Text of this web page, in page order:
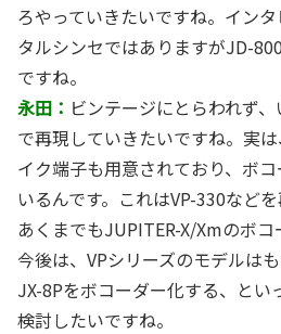
ろやっていきたいですね。イン
タルシンセではありますがJD-
ですね。
永田： ビンテージにとらわれず
で再現していきたいですね。実
イク端子も用意されており、ボ
いるんです。これはVP-330など
あくまでもJUPITER-X/Xmのボ
今後は、VPシリーズのモデルは
JX-8Pをボコーダー化する、とい
検討したいですね。